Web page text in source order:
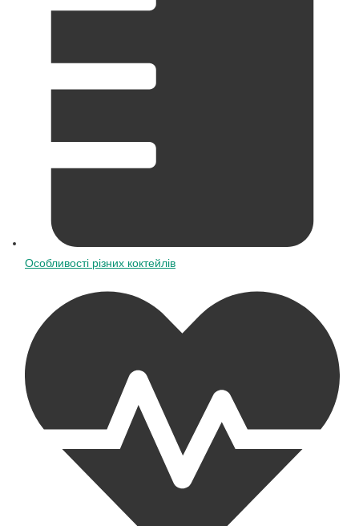
Особливості різних коктейлів